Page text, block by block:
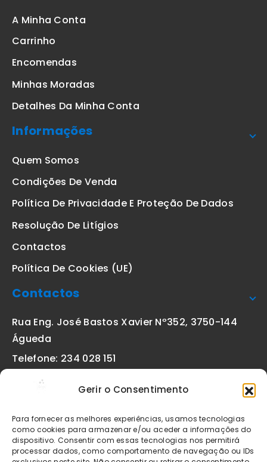
Gerir o Consentimento
Para fornecer as melhores experiências, usamos tecnologias
como cookies para armazenar e/ou aceder a informações do
dispositivo. Consentir com essas tecnologias nos permitirá
processar dados, como comportamento de navegação ou IDs
A Minha Conta
Carrinho
Encomendas
Minhas Moradas
Detalhes Da Minha Conta
Informações
Quem Somos
Condições De Venda
Política De Privacidade E Proteção De Dados
Resolução De Litígios
Contactos
Política De Cookies (UE)
Contactos
Rua Eng. José Bastos Xavier Nº352, 3750-144
Águeda
Telefone: 234 028 151
geral@etiquetas-online.pt
Os preços indicados incluem IVA à taxa legal em vigor. Todos